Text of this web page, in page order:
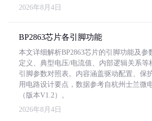
2026年8月4日
BP2863芯片各引脚功能
本文详细解析BP2863芯片的引脚功能及参
定义、典型电压/电流值、内部逻辑关系等
引脚参数对照表。内容涵盖驱动配置、保
用电路设计要点，数据参考自杭州士兰微
（版本V1.2）。
2026年8月4日